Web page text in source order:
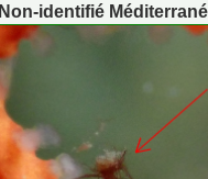
Non-identifié